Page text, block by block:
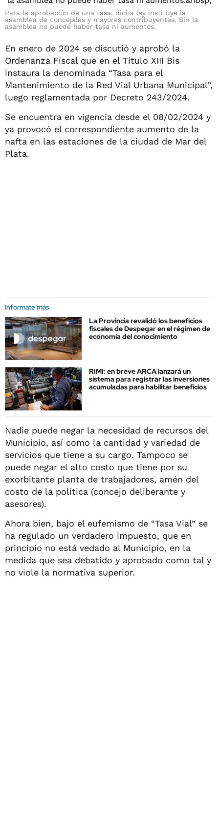
Para la aprobación de una tasa, dicha ley instituye la
asamblea de concejales y mayores contribuyentes. Sin la
asamblea no puede haber tasa ni aumentos.
En enero de 2024 se discutió y aprobó la
Ordenanza Fiscal que en el Título XIII Bis
instaura la denominada “Tasa para el
Mantenimiento de la Red Vial Urbana Municipal”,
luego reglamentada por Decreto 243/2024.
Se encuentra en vigencia desde el 08/02/2024 y
ya provocó el correspondiente aumento de la
nafta en las estaciones de la ciudad de Mar del
Plata.
Informate más
La Provincia revalidó los beneficios
fiscales de Despegar en el régimen de
economía del conocimiento
RIMI: en breve ARCA lanzará un
sistema para registrar las inversiones
acumuladas para habilitar beneficios
Nadie puede negar la necesidad de recursos del
Municipio, así como la cantidad y variedad de
servicios que tiene a su cargo. Tampoco se
puede negar el alto costo que tiene por su
exorbitante planta de trabajadores, amén del
costo de la política (concejo deliberante y
asesores).
Ahora bien, bajo el eufemismo de “Tasa Vial” se
ha regulado un verdadero impuesto, que en
principio no está vedado al Municipio, en la
medida que sea debatido y aprobado como tal y
no viole la normativa superior.